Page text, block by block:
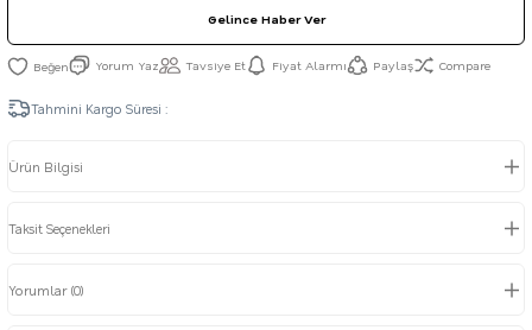
Gelince Haber Ver
Yorum Yaz Tavsiye Et Fiyat Alarmı Paylaş Compare
Tahmini Kargo Süresi :
Ürün Bilgisi
Taksit Seçenekleri
Yorumlar (0)